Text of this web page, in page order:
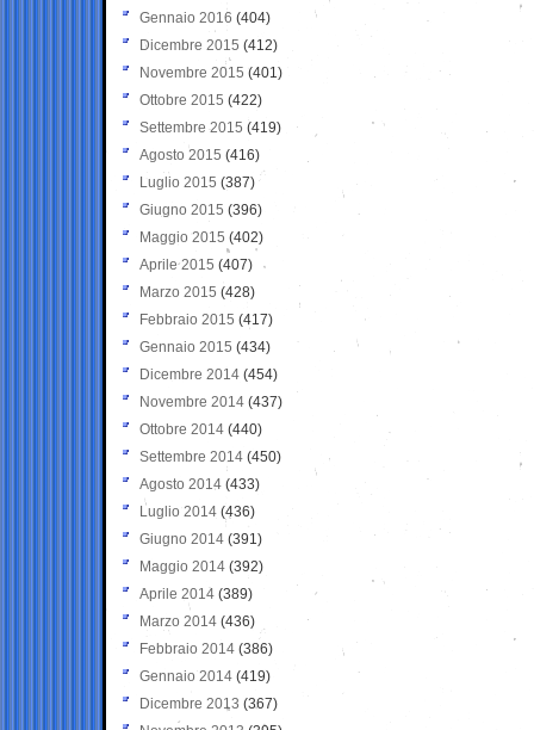
Gennaio 2016 (404)
Dicembre 2015 (412)
Novembre 2015 (401)
Ottobre 2015 (422)
Settembre 2015 (419)
Agosto 2015 (416)
Luglio 2015 (387)
Giugno 2015 (396)
Maggio 2015 (402)
Aprile 2015 (407)
Marzo 2015 (428)
Febbraio 2015 (417)
Gennaio 2015 (434)
Dicembre 2014 (454)
Novembre 2014 (437)
Ottobre 2014 (440)
Settembre 2014 (450)
Agosto 2014 (433)
Luglio 2014 (436)
Giugno 2014 (391)
Maggio 2014 (392)
Aprile 2014 (389)
Marzo 2014 (436)
Febbraio 2014 (386)
Gennaio 2014 (419)
Dicembre 2013 (367)